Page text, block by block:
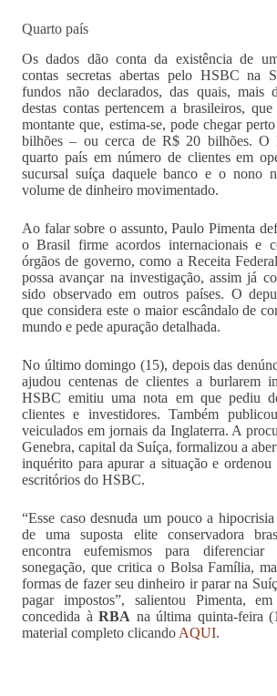
Quarto país
Os dados dão conta da existência de
contas secretas abertas pelo HSBC na
fundos não declarados, das quais, mais
destas contas pertencem a brasileiros,
montante que, estima-se, pode chegar
bilhões – ou cerca de R$ 20 bilhões. O
quarto país em número de clientes em
sucursal suíça daquele banco e o nono
volume de dinheiro movimentado.
Ao falar sobre o assunto, Paulo Pimenta
o Brasil firme acordos internacionais e
órgãos de governo, como a Receita
possa avançar na investigação, assim já
sido observado em outros países. O
que considera este o maior escândalo de
mundo e pede apuração detalhada.
No último domingo (15), depois das
ajudou centenas de clientes a burlarem
HSBC emitiu uma nota em que pediu
clientes e investidores. Também
veiculados em jornais da Inglaterra. A
Genebra, capital da Suíça, formalizou a
inquérito para apurar a situação e ordenou
escritórios do HSBC.
“Esse caso desnuda um pouco a hipocrisia
de uma suposta elite conservadora
encontra eufemismos para
sonegação, que critica o Bolsa Família,
formas de fazer seu dinheiro ir parar na
pagar impostos”, salientou Pimenta, em
concedida àRBA na última quinta-feira
material completo clicando AQUI.